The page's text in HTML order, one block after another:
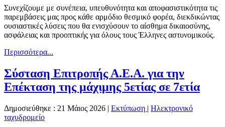
Συνεχίζουμε με συνέπεια, υπευθυνότητα και αποφασιστικότητα τις
παρεμβάσεις μας προς κάθε αρμόδιο θεσμικό φορέα, διεκδικώντας
ουσιαστικές λύσεις που θα ενισχύσουν το αίσθημα δικαιοσύνης,
ασφάλειας και προοπτικής για όλους τους Έλληνες αστυνομικούς.
Περισσότερα...
Σύσταση Επιτροπής Α.Ε.Α. για την
Επέκταση της μάχιμης 5ετίας σε 7ετία
Δημοσιεύθηκε : 21 Μάιος 2026 | Εκτύπωση | Ηλεκτρονικό
ταχυδρομείο